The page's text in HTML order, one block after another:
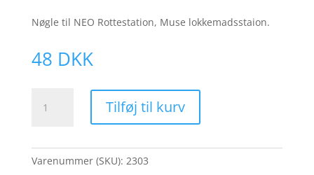
Nøgle til NEO Rottestation, Muse lokkemadsstaion.
48 DKK
antal
Tilføj til kurv
Varenummer (SKU): 2303